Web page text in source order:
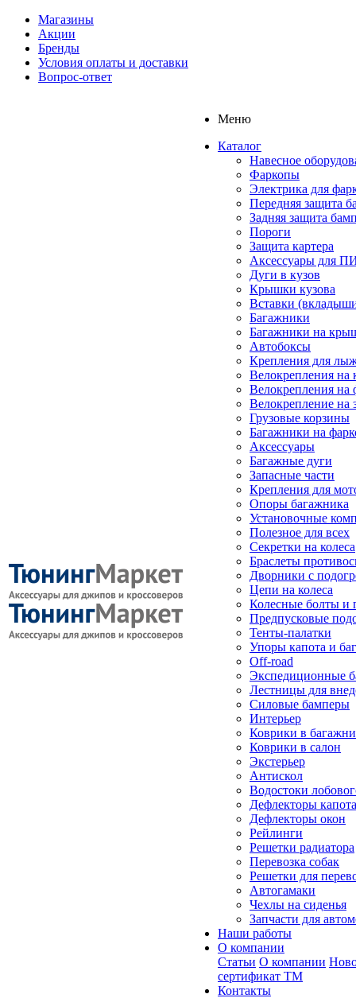
Магазины
Акции
Бренды
Условия оплаты и доставки
Вопрос-ответ
Меню
Каталог
Навесное
Фаркопы
Электрика для
Передняя защита
Задняя защита
Пороги
Защита картера
Аксессуары для
Дуги в кузов
Крышки кузова
Вставки
Багажники
Багажники на
Автобоксы
Крепления для
Велокрепления
Велокрепления на
Велокрепление на
Грузовые корзины
Багажники на
Аксессуары
Багажные дуги
Запасные части
Крепления для
Опоры багажника
Установочные
Полезное для всех
Секретки на колеса
Браслеты
Дворники с
Цепи на колеса
Колесные болты и
Предпусковые
Тенты-палатки
Упоры капота и
Off-road
Экспедиционные
Лестницы для
Силовые бамперы
Интерьер
Коврики в
Коврики в салон
Экстерьер
Антискол
Водостоки
Дефлекторы капота
Дефлекторы окон
Рейлинги
Решетки радиатора
Перевозка собак
Решетки для
Автогамаки
Чехлы на сиденья
Запчасти для
Наши работы
О компании
Статьи О компании
сертификат ТМ
Контакты